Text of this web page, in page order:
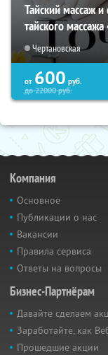
Тайский массаж
тайского массажа
Чертановская
от 600 руб.
до22000руб.
Компания
Основное
Публикации о нас
Вакансии
Правила сервиса
Ответы на вопросы
Бизнес-Партнёрам
Давайте сделаем
Заработайте, как
Прошедшие акции